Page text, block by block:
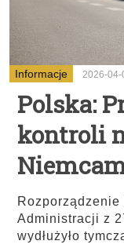
Informacje 2026-04-
Polska:
kontroli
Administracji z
wydłużyło